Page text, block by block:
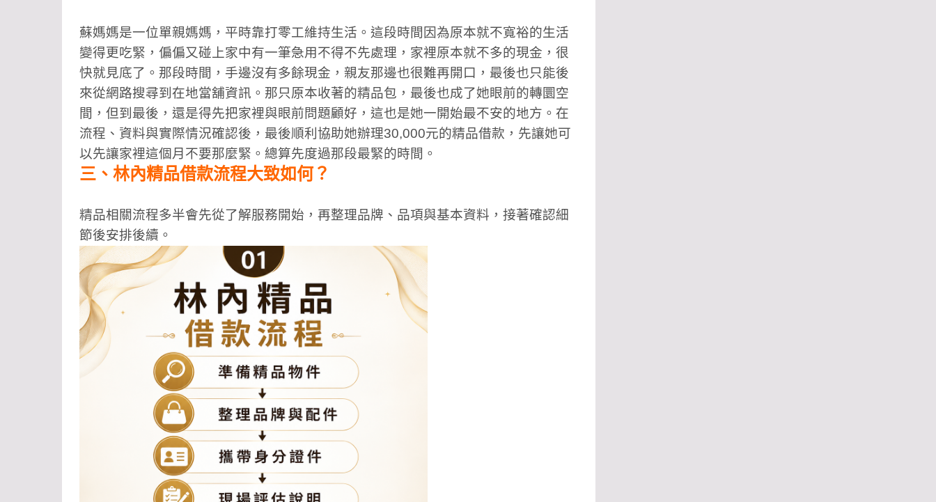
蘇媽媽是一位單親媽媽，平時靠打零工維持生活。這段時間因為原本就不寬裕的生活
變得更吃緊，偏偏又碰上家中有一筆急用不得不先處理，家裡原本就不多的現金，很
快就見底了。那段時間，手邊沒有多餘現金，親友那邊也很難再開口，最後也只能後
來從網路搜尋到在地當舖資訊。那只原本收著的精品包，最後也成了她眼前的轉圜空
間，但到最後，還是得先把家裡與眼前問題顧好，這也是她一開始最不安的地方。在
流程、資料與實際情況確認後，最後順利協助她辦理30,000元的精品借款，先讓她可
以先讓家裡這個月不要那麼緊。總算先度過那段最緊的時間。
三、林內精品借款流程大致如何？
精品相關流程多半會先從了解服務開始，再整理品牌、品項與基本資料，接著確認細
節後安排後續。